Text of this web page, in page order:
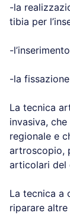
-la
tibia per
-
-la
La tecnica
invasiva,
regionale e
artroscopio,
articolari del
La tecnica a
riparare